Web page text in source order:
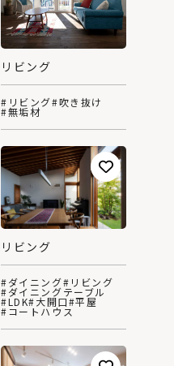
リビング
#リビング#吹き抜け
#無垢材
リビング
#ダイニング#リビング
#ダイニングテーブル
#LDK#大開口#平屋
#コートハウス